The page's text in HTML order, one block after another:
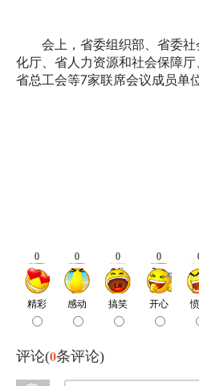
会上，省委组织部、省委社
化厅、省人力资源和社会保障厅
省总工会等7家联席会议成员单
评论(0条评论)